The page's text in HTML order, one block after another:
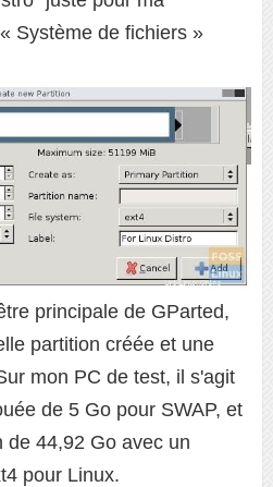
Système de fichiers »
principale de GParted,
partition créée et une
mon PC de test, il s'agit
de 5 Go pour SWAP, et
de 44,92 Go avec un
pour Linux.